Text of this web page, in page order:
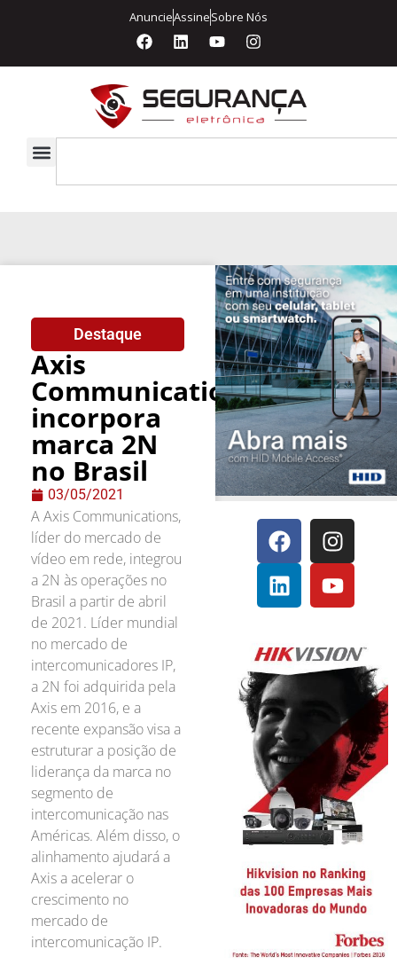
AnuncieAssineSobre Nós
Destaque
Axis
Communications
incorpora
marca 2N
no Brasil
03/05/2021
A Axis Communications,
líder do mercado de
vídeo em rede, integrou
a 2N às operações no
Brasil a partir de abril
de 2021. Líder mundial
no mercado de
intercomunicadores IP,
a 2N foi adquirida pela
Axis em 2016, e a
recente expansão visa a
estruturar a posição de
liderança da marca no
segmento de
intercomunicação nas
Américas. Além disso, o
alinhamento ajudará a
Axis a acelerar o
crescimento no
mercado de
intercomunicação IP.